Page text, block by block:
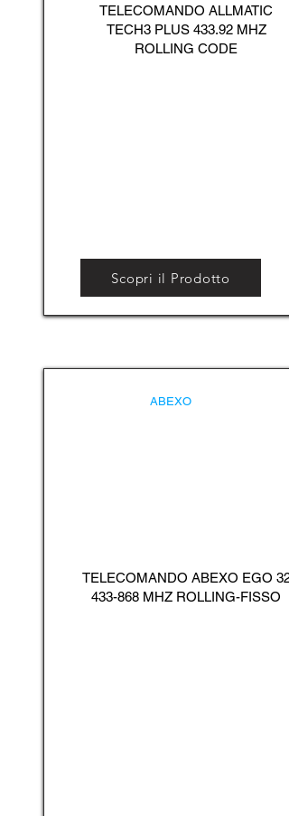
TELECOMANDO ALLMATIC
TECH3 PLUS 433.92 MHZ
ROLLING CODE
Scopri il Prodotto
ABEXO
TELECOMANDO ABEXO EGO 32
433-868 MHZ ROLLING-FISSO